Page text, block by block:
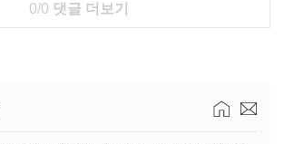
0/0 댓글 더보기